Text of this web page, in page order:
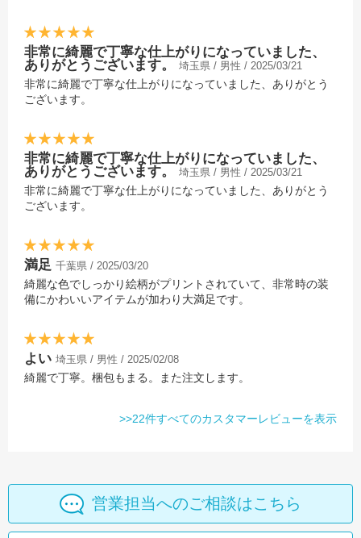
非常に綺麗で丁寧な仕上がりになっていました、
ありがとうございます。
埼玉県 / 男性 / 2025/03/21
非常に綺麗で丁寧な仕上がりになっていました、ありがとう
ございます。
非常に綺麗で丁寧な仕上がりになっていました、
ありがとうございます。
埼玉県 / 男性 / 2025/03/21
非常に綺麗で丁寧な仕上がりになっていました、ありがとう
ございます。
満足 千葉県 / 2025/03/20
綺麗な色でしっかり絵柄がプリントされていて、非常時の装
備にかわいいアイテムが加わり大満足です。
よい 埼玉県 / 男性 / 2025/02/08
綺麗で丁寧。梱包もまる。また注文します。
>>22件すべてのカスタマーレビューを表示
営業担当へのご相談はこちら